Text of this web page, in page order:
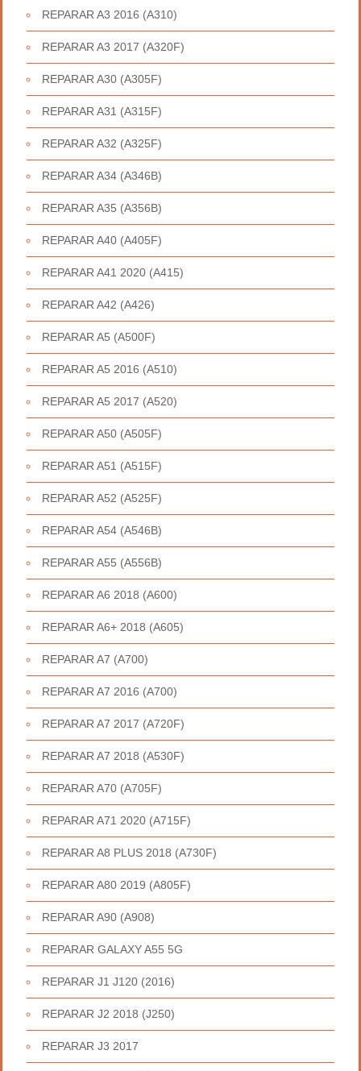
REPARAR A3 2016 (A310)
REPARAR A3 2017 (A320F)
REPARAR A30 (A305F)
REPARAR A31 (A315F)
REPARAR A32 (A325F)
REPARAR A34 (A346B)
REPARAR A35 (A356B)
REPARAR A40 (A405F)
REPARAR A41 2020 (A415)
REPARAR A42 (A426)
REPARAR A5 (A500F)
REPARAR A5 2016 (A510)
REPARAR A5 2017 (A520)
REPARAR A50 (A505F)
REPARAR A51 (A515F)
REPARAR A52 (A525F)
REPARAR A54 (A546B)
REPARAR A55 (A556B)
REPARAR A6 2018 (A600)
REPARAR A6+ 2018 (A605)
REPARAR A7 (A700)
REPARAR A7 2016 (A700)
REPARAR A7 2017 (A720F)
REPARAR A7 2018 (A530F)
REPARAR A70 (A705F)
REPARAR A71 2020 (A715F)
REPARAR A8 PLUS 2018 (A730F)
REPARAR A80 2019 (A805F)
REPARAR A90 (A908)
REPARAR GALAXY A55 5G
REPARAR J1 J120 (2016)
REPARAR J2 2018 (J250)
REPARAR J3 2017